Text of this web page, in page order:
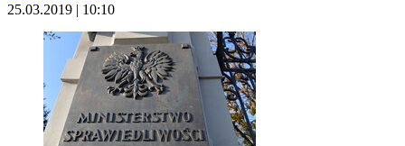
25.03.2019 | 10:10